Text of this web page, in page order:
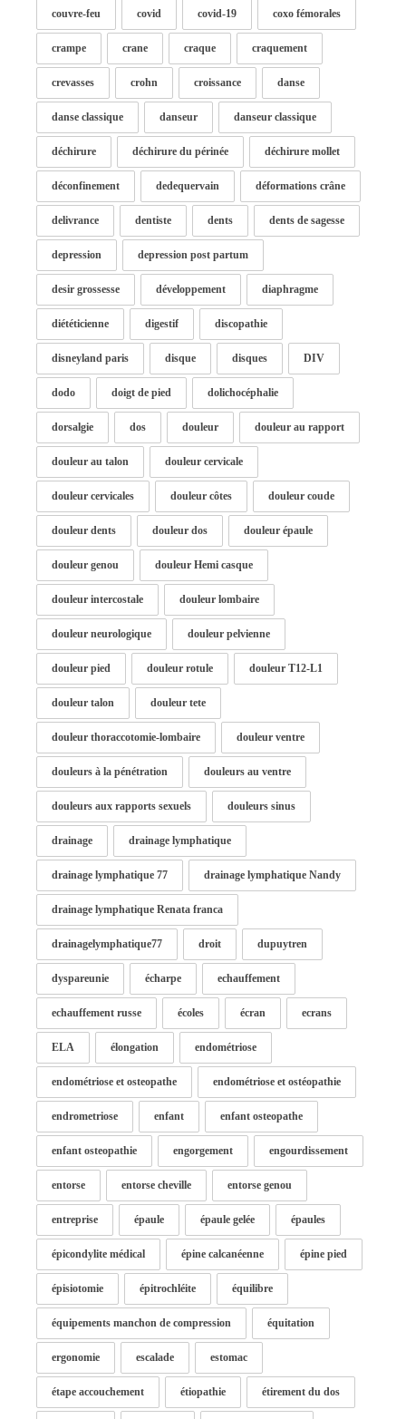
couvre-feu covid covid-19 coxo fémorales
crampe crane craque craquement
crevasses crohn croissance danse
danse classique danseur danseur classique
déchirure déchirure du périnée déchirure mollet
déconfinement dedequervain déformations crâne
delivrance dentiste dents dents de sagesse
depression depression post partum
desir grossesse développement diaphragme
diététicienne digestif discopathie
disneyland paris disque disques DIV
dodo doigt de pied dolichocéphalie
dorsalgie dos douleur douleur au rapport
douleur au talon douleur cervicale
douleur cervicales douleur côtes douleur coude
douleur dents douleur dos douleur épaule
douleur genou douleur Hemi casque
douleur intercostale douleur lombaire
douleur neurologique douleur pelvienne
douleur pied douleur rotule douleur T12-L1
douleur talon douleur tete
douleur thoraccotomie-lombaire douleur ventre
douleurs à la pénétration douleurs au ventre
douleurs aux rapports sexuels douleurs sinus
drainage drainage lymphatique
drainage lymphatique 77 drainage lymphatique Nandy
drainage lymphatique Renata franca
drainagelymphatique77 droit dupuytren
dyspareunie écharpe echauffement
echauffement russe écoles écran ecrans
ELA élongation endométriose
endométriose et osteopathe endométriose et ostéopathie
endrometriose enfant enfant osteopathe
enfant osteopathie engorgement engourdissement
entorse entorse cheville entorse genou
entreprise épaule épaule gelée épaules
épicondylite médical épine calcanéenne épine pied
épisiotomie épitrochléite équilibre
équipements manchon de compression équitation
ergonomie escalade estomac
étape accouchement étiopathie étirement du dos